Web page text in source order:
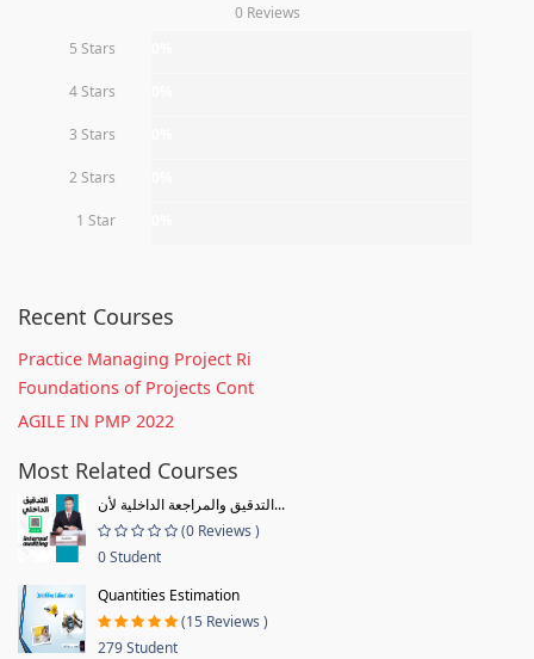
0 Reviews
5 Stars
4 Stars
3 Stars
2 Stars
1 Star
Recent Courses
Practice Managing Project Ri
Foundations of Projects Cont
AGILE IN PMP 2022
Most Related Courses
التدقيق والمراجعة الداخلية لأن...
(0 Reviews )
0 Student
Quantities Estimation
(15 Reviews )
279 Student